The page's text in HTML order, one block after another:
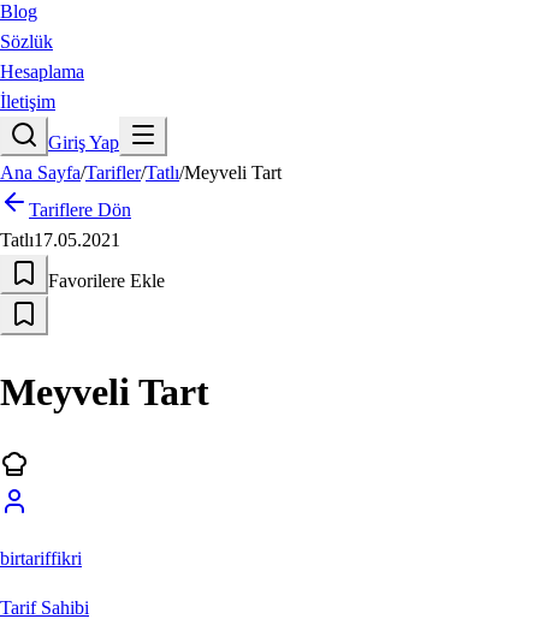
Blog
Sözlük
Hesaplama
İletişim
Giriş Yap
Ana Sayfa/Tarifler/Tatlı/Meyveli Tart
Tariflere Dön
Tatlı17.05.2021
Favorilere Ekle
Meyveli Tart
birtariffikri
Tarif Sahibi